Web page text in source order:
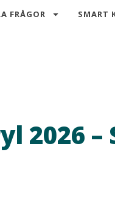
FRÅGOR SMART
2026 –